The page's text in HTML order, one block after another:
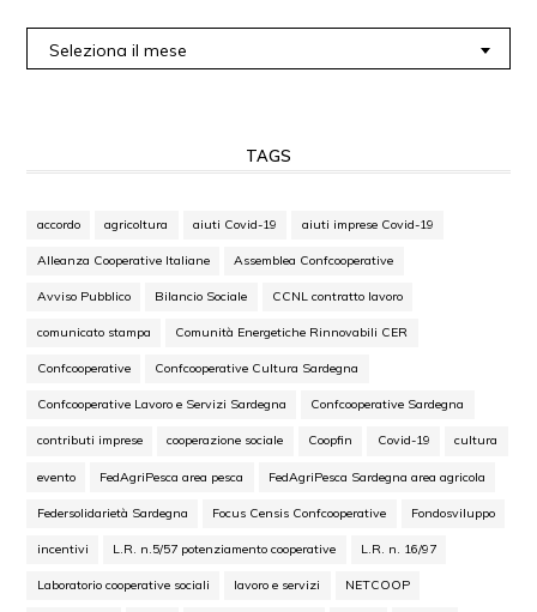
Seleziona il mese
TAGS
accordo agricoltura aiuti Covid-19 aiuti imprese Covid-19
Alleanza Cooperative Italiane Assemblea Confcooperative
Avviso Pubblico Bilancio Sociale CCNL contratto lavoro
comunicato stampa Comunità Energetiche Rinnovabili CER
Confcooperative Confcooperative Cultura Sardegna
Confcooperative Lavoro e Servizi Sardegna Confcooperative Sardegna
contributi imprese cooperazione sociale Coopfin Covid-19 cultura
evento FedAgriPesca area pesca FedAgriPesca Sardegna area agricola
Federsolidarietà Sardegna Focus Censis Confcooperative Fondosviluppo
incentivi L.R. n.5/57 potenziamento cooperative L.R. n. 16/97
Laboratorio cooperative sociali lavoro e servizi NETCOOP